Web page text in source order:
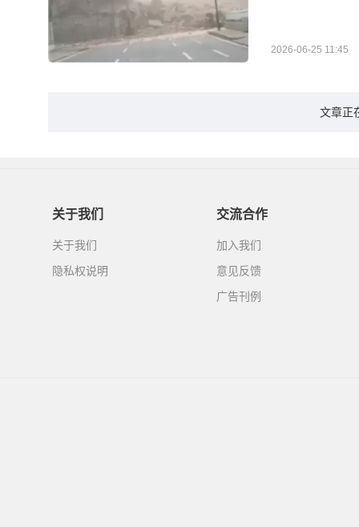
2026-06-25 11:45
文章正
关于我们
关于我们
隐私权说明
交流合作
加入我们
意见反馈
广告刊例